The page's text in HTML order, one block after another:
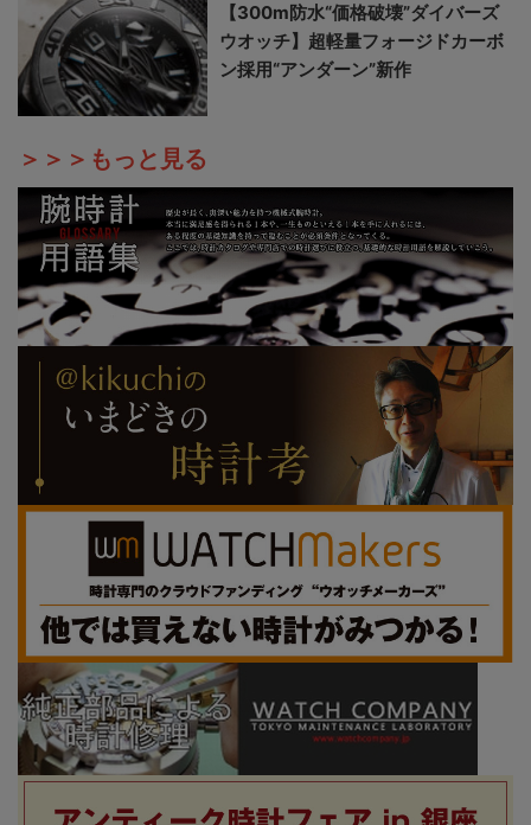
【300m防水“価格破壊”ダイバーズ
ウオッチ】超軽量フォージドカーボ
ン採用“アンダーン”新作
＞＞＞もっと見る